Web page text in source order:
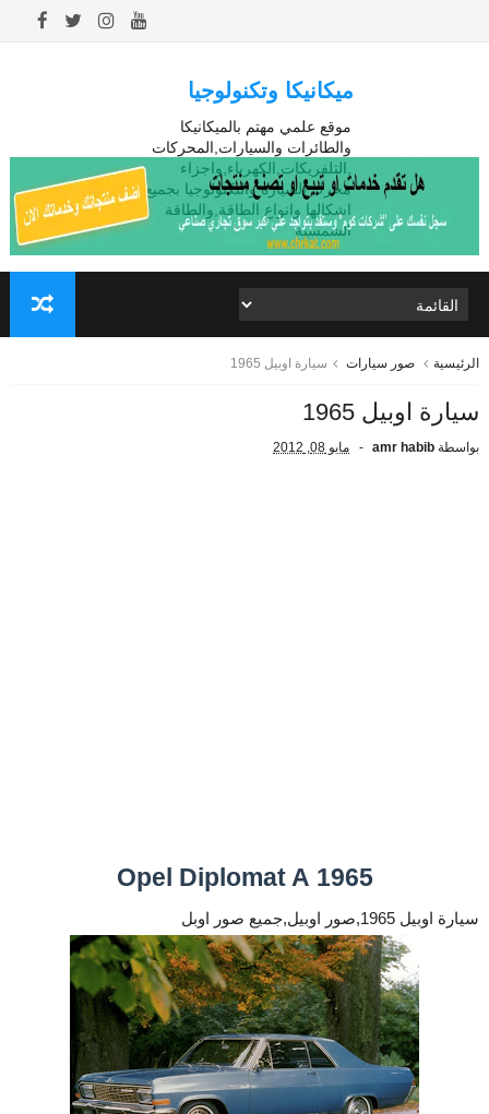
ميكانيكا وتكنولوجيا
موقع علمي مهتم بالميكانيكا
والطائرات والسيارات,المحركات
,التلفريكات,الكهرباء,واجزاء
محرك السيارة والتكنولوجيا بجميع
اشكالها وانواع الطاقة,والطاقة
الشمسية
الرئيسية صور سيارات سيارة اوبيل 1965
سيارة اوبيل 1965
بواسطة amr habib مايو 08, 2012
1965 Opel Diplomat A
سيارة اوبيل 1965,صور اوبيل,جميع صور اوبل